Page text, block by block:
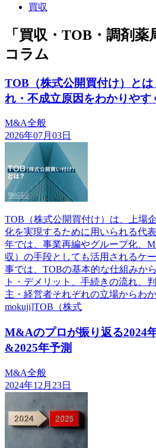
買収
「買収・TOB・調剤
コラム
TOB（株式公開買付け）と
れ・不成立原因をわかりやす
M&A全般
2026年07月03日
TOB（株式公開買付け）は、上場
化を実現するために用いられる代
年では、事業再編やグループ化、
収）の手段としても活用されるケ
事では、TOBの基本的な仕組みか
ト・デメリット、手続きの流れ、
主・経営者それぞれの立場からわ
mokuji]TOB（株式
M&Aのプロが振り返る2024
&2025年予測
M&A全般
2024年12月23日